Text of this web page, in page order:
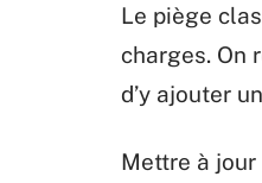
Le piège
charges. On
d’y ajouter
Mettre à jour